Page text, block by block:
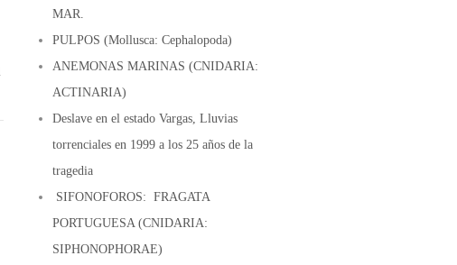
MAR.
PULPOS (Mollusca: Cephalopoda)
ANEMONAS MARINAS (CNIDARIA:
ACTINARIA)
Deslave en el estado Vargas, Lluvias
torrenciales en 1999 a los 25 años de la
tragedia
SIFONOFOROS: FRAGATA
PORTUGUESA (CNIDARIA:
SIPHONOPHORAE)